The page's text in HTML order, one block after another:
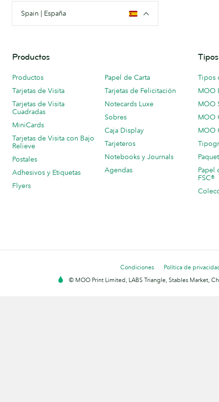
Spain | España
Productos
Productos
Tarjetas de Visita
Tarjetas de Visita
Cuadradas
MiniCards
Tarjetas de Visita con Bajo
Relieve
Postales
Adhesivos y Etiquetas
Flyers
Papel de Carta
Tarjetas de Felicitación
Notecards Luxe
Sobres
Caja Display
Tarjeteros
Notebooks y Journals
Agendas
Tipos
MOO
MOO
MOO
MOO
Papel
FSC®
Condiciones
Política de
© MOO Print Limited, LABS Triangle, Stables Market,